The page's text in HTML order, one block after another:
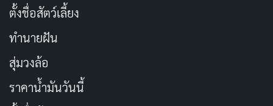
ตั้งชื่อสัตว์เลี้ยง
ทำนายฝัน
สุ่มวงล้อ
ราคาน้ำมันวันนี้